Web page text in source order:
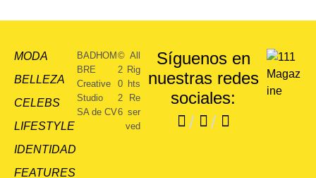
MODA
BELLEZA
CELEBS
LIFESTYLE
IDENTIDAD
FEATURES
Síguenos en
nuestras redes
sociales:
/ /
BADHOM
BRE
Creative
Studio
SA de CV
©
2
0
2
6
All
Rig
hts
Re
ser
ved